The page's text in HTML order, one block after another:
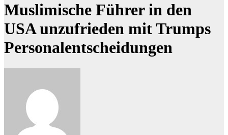
Muslimische Führer in den
USA unzufrieden mit Trumps
Personalentscheidungen